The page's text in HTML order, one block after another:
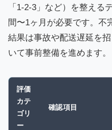
「1-2-3」など）を整える
間〜1ヶ月が必要です。不
結果は事故や配送遅延を
いて事前整備を進めます。
評価
カテ
ゴリ
ー
確認項目